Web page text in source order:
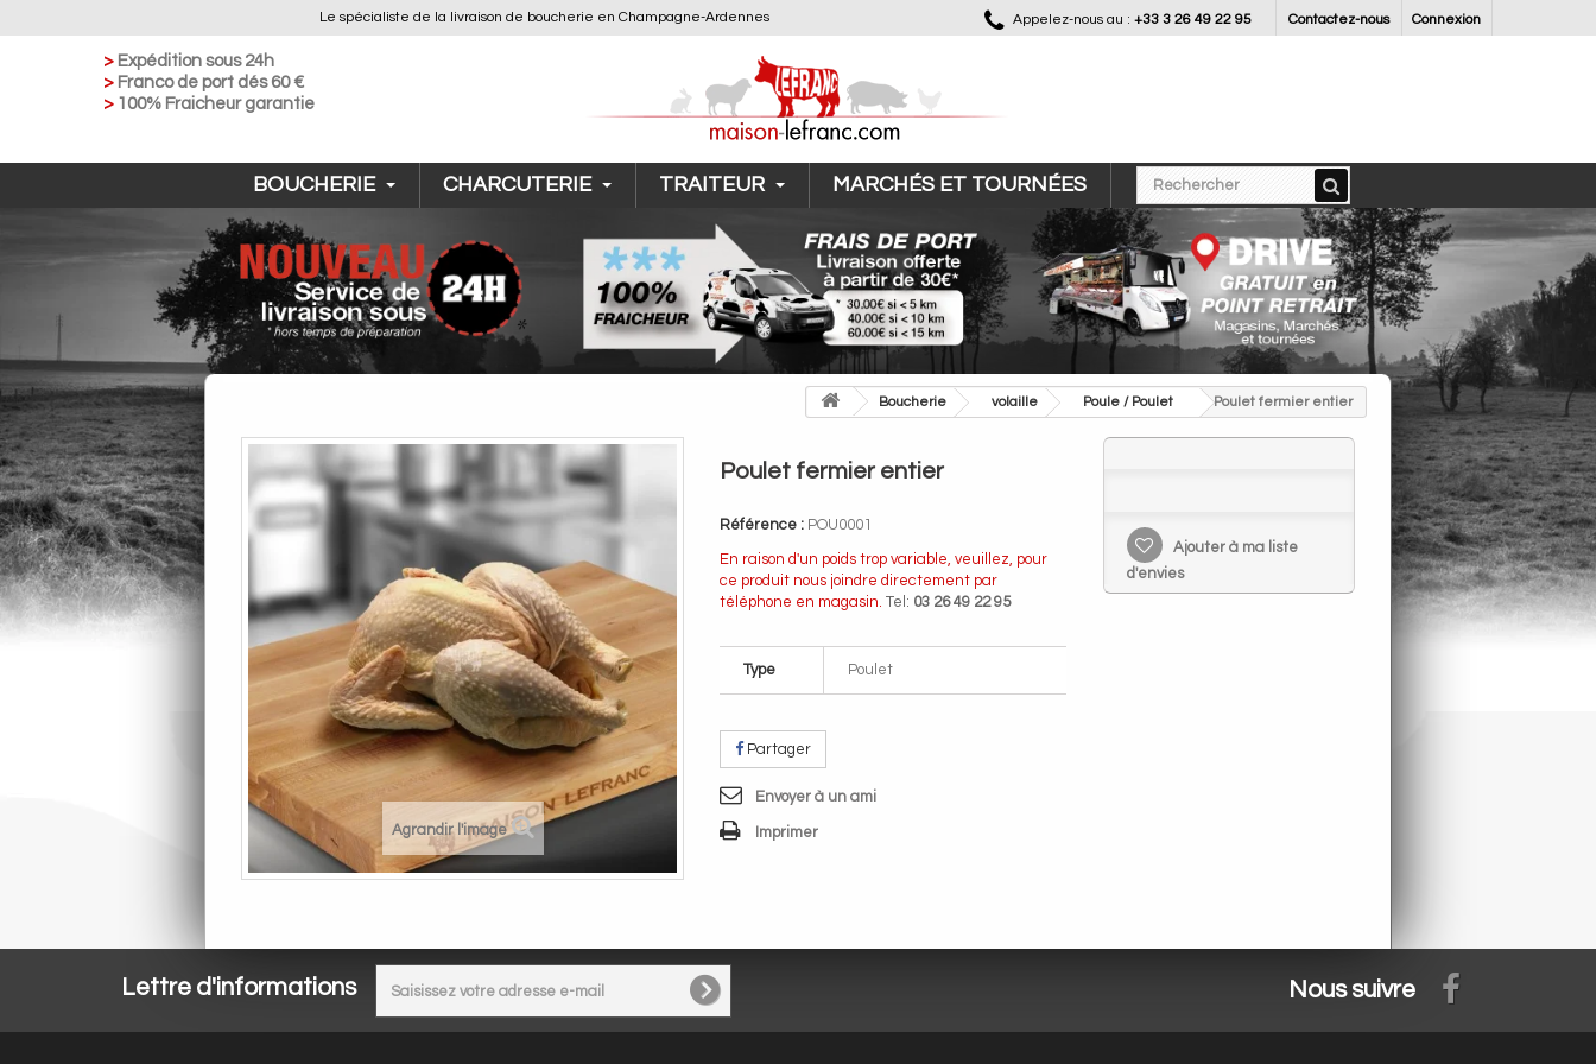
Le spécialiste de la livraison de boucherie en Champagne-Ardennes Connexion
Contactez-nous
Appelez-nous au : +33 3 26 49 22 95
> Expédition sous 24h
> Franco de port dés 60 €
> 100% Fraicheur garantie
BOUCHERIE CHARCUTERIE TRAITEUR MARCHÉS ET TOURNÉES
> Boucherie volaille Poule / Poulet > Poulet fermier entier
Agrandir l'image
Poulet fermier entier
Référence : POU0001
En raison d'un poids trop variable, veuillez, pour
ce produit nous joindre directement par
téléphone en magasin. Tel: 03 26 49 22 95
Type Poulet
Partager
Envoyer à un ami
Imprimer
Ajouter à ma liste
d'envies
Lettre d'informations Nous suivre